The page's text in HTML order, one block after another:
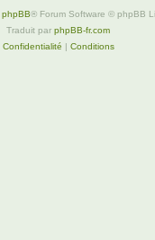
phpBB® Forum Software © phpBB
Traduit par phpBB-fr.com
Confidentialité | Conditions